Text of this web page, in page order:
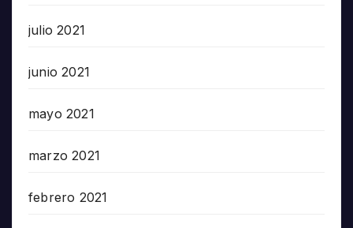
julio 2021
junio 2021
mayo 2021
marzo 2021
febrero 2021